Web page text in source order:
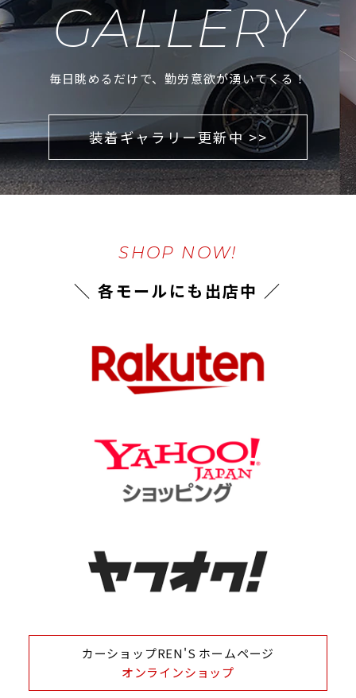
GALLERY
毎日眺めるだけで、勤労意欲が湧いてくる！
装着ギャラリー更新中 >>
SHOP NOW!
＼ 各モールにも出店中 ／
カーショップREN'S ホームページ
オンラインショップ